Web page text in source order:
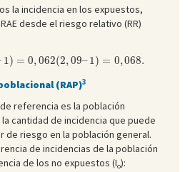
la incidencia en los expuestos,
desde el riesgo relativo (RR)
1) = 0, 062(2, 09–1) = 0,068.
–1) ,062(2,09 –1) =0, 068.
(RAP)3
referencia es la población
cantidad de incidencia que puede
de riesgo en la población general.
de incidencias de la población
de los no expuestos (Io):